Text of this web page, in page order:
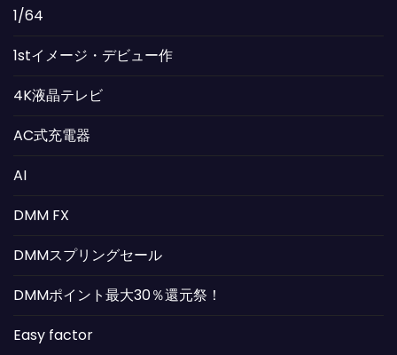
1/64
1stイメージ・デビュー作
4K液晶テレビ
AC式充電器
AI
DMM FX
DMMスプリングセール
DMMポイント最大30％還元祭！
Easy factor